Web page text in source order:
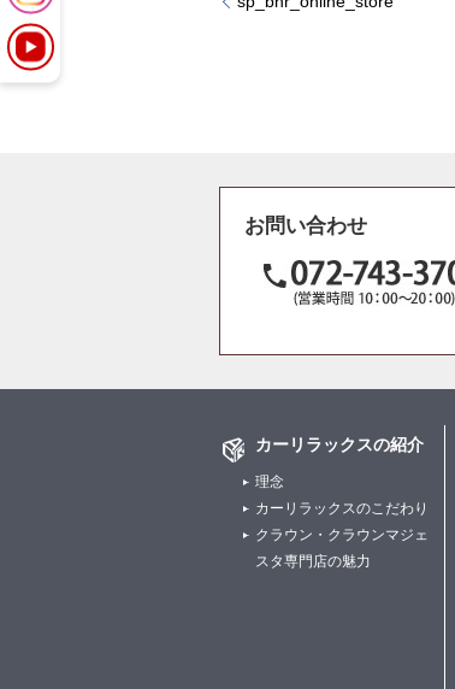
お問い合わせ
カーリラックスの紹介
理念
カーリラックスのこだわり
クラウン・クラウンマジェ
スタ専門店の魅力